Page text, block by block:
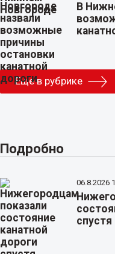
В
Еще в рубрике
Подробно
06.8.2026